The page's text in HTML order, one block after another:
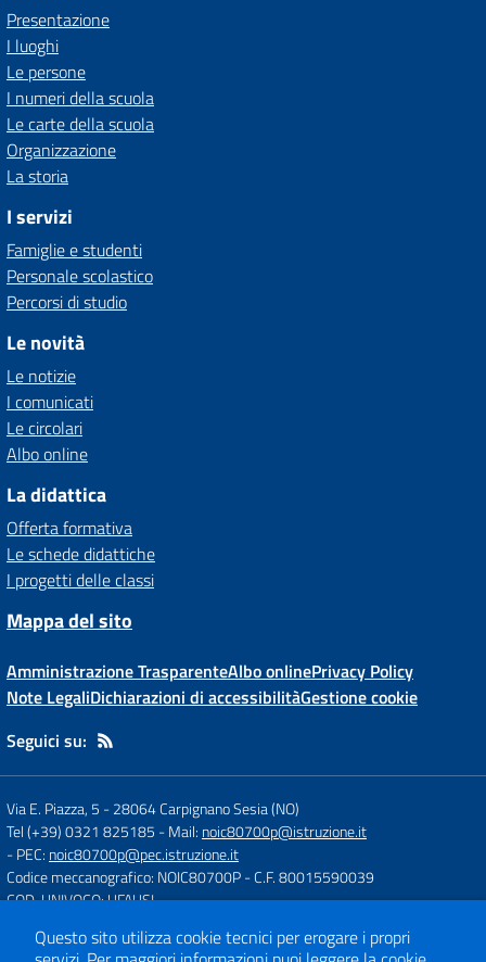
Presentazione
I luoghi
Le persone
I numeri della scuola
Le carte della scuola
Organizzazione
La storia
I servizi
Famiglie e studenti
Personale scolastico
Percorsi di studio
Le novità
Le notizie
I comunicati
Le circolari
Albo online
La didattica
Offerta formativa
Le schede didattiche
I progetti delle classi
Mappa del sito
Amministrazione TrasparenteAlbo onlinePrivacy Policy
Note LegaliDichiarazioni di accessibilitàGestione cookie
Seguici su:
Via E. Piazza, 5 -28064 Carpignano Sesia (NO)
Tel (+39) 0321 825185 - Mail: noic80700p@istruzione.it
- PEC: noic80700p@pec.istruzione.it
Codice meccanografico: NOIC80700P- C.F. 80015590039
COD. UNIVOCO: UFAUSI
Questo sito utilizza cookie tecnici per erogare i propri